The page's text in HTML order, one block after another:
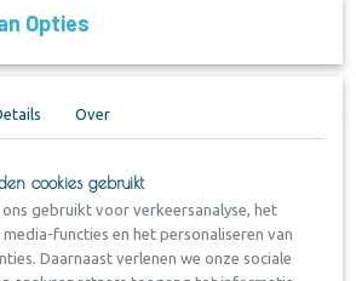
compleet nieuwe set te bestellen.
Impression"
Opties
Over
cookies gebruikt
gebruikt voor verkeersanalyse, het
functies en het personaliseren van
Daarnaast verlenen we onze sociale